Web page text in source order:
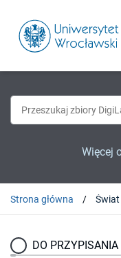
Więcej
Strona główna Świat
DO PRZYPISANIA